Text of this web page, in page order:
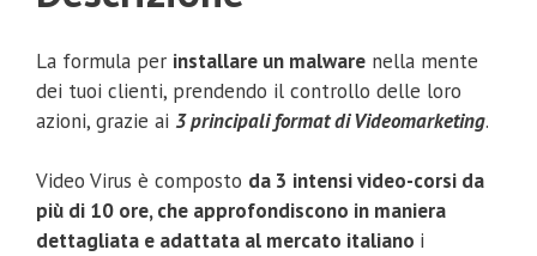
La formula per installare un malware nella mente
dei tuoi clienti, prendendo il controllo delle loro
azioni, grazie ai 3 principali format di Videomarketing.
Video Virus è composto da 3 intensi video-corsi da
più di 10 ore, che approfondiscono in maniera
dettagliata e adattata al mercato italiano i